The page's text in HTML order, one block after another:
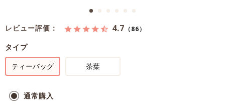
レビュー評価： 4.7 （86）
タイプ
ティーバッグ
茶葉
通常購入